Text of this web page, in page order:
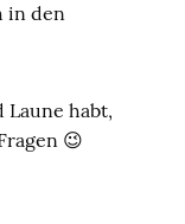
in den
habt,
😉